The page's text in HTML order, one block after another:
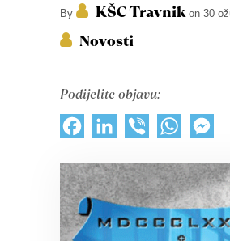
By KŠC Travnikon 30
Novosti
Podijelite objavu:
FacebookLinkedInViber